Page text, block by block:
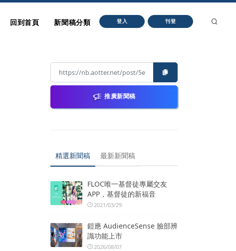
回到首頁 新聞稿分類 登入 刊登
推廣新聞稿
精選新聞稿 最新新聞稿
FLOC唯一基督徒專屬交友
APP，基督徒的新福音
2021/03/29
鎧應 AudienceSense 臉部辨
識功能上市
2026/08/07